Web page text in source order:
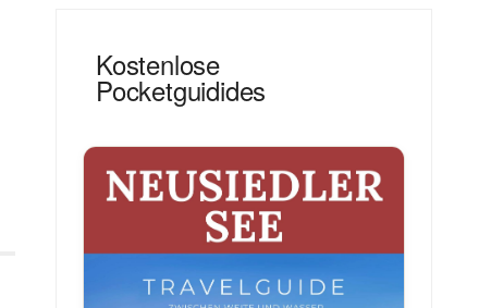
Kostenlose
Pocketguidides